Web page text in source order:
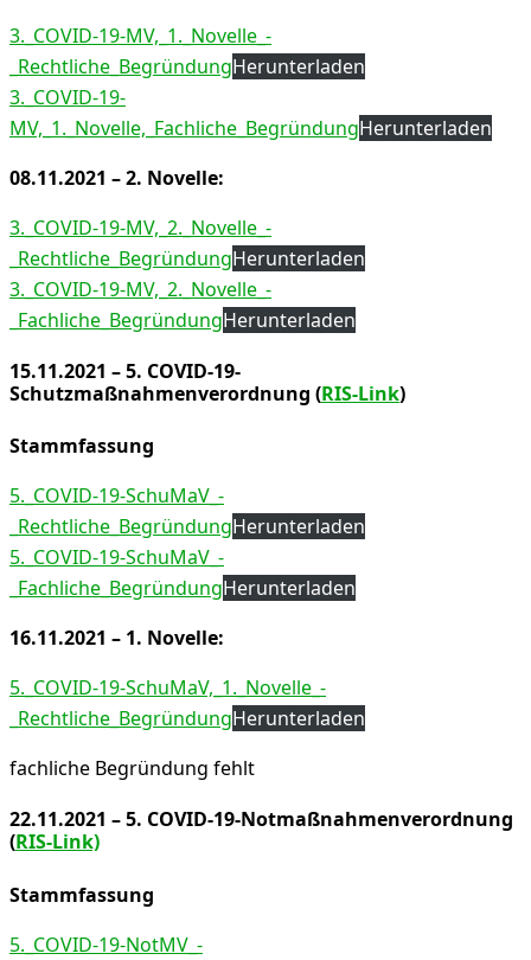
3._COVID-19-MV,_1._Novelle_-
_Rechtliche_BegründungHerunterladen
3._COVID-19-
MV,_1._Novelle,_Fachliche_BegründungHerunterladen
08.11.2021 – 2. Novelle:
3._COVID-19-MV,_2._Novelle_-
_Rechtliche_BegründungHerunterladen
3._COVID-19-MV,_2._Novelle_-
_Fachliche_BegründungHerunterladen
15.11.2021 – 5. COVID-19-
Schutzmaßnahmenverordnung (RIS-Link)
Stammfassung
5._COVID-19-SchuMaV_-
_Rechtliche_BegründungHerunterladen
5._COVID-19-SchuMaV_-
_Fachliche_BegründungHerunterladen
16.11.2021 – 1. Novelle:
5._COVID-19-SchuMaV,_1._Novelle_-
_Rechtliche_BegründungHerunterladen
fachliche Begründung fehlt
22.11.2021 – 5. COVID-19-Notmaßnahmenverordnung
(RIS-Link)
Stammfassung
5._COVID-19-NotMV_-